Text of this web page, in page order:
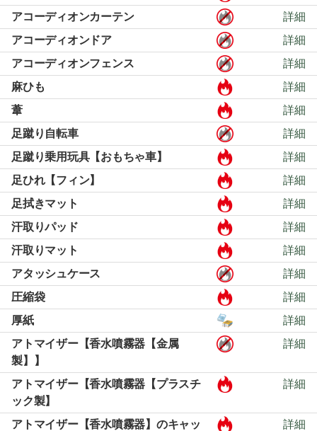
アコーディオンカーテン
詳細
アコーディオンドア
詳細
アコーディオンフェンス
詳細
麻ひも
詳細
葦
詳細
足蹴り自転車
詳細
足蹴り乗用玩具【おもちゃ車】
詳細
足ひれ【フィン】
詳細
足拭きマット
詳細
汗取りパッド
詳細
汗取りマット
詳細
アタッシュケース
詳細
圧縮袋
詳細
厚紙
詳細
アトマイザー【香水噴霧器【金属
製】】
詳細
アトマイザー【香水噴霧器【プラスチ
ック製】
詳細
アトマイザー【香水噴霧器】のキャッ
詳細